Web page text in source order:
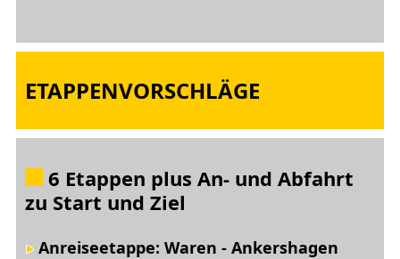
ETAPPENVORSCHLÄGE
6 Etappen plus An- und Abfahrt
zu Start und Ziel
Anreiseetappe: Waren - Ankershagen